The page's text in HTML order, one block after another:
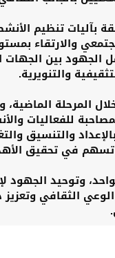
بآليات تنظيم
والارتقاء
الجهود بين الجهات
والتنويرية.
المرحلة
للفعاليات
والتنسيق
تسهم في تحقيق
وتوحيد الجهود
الثقافي